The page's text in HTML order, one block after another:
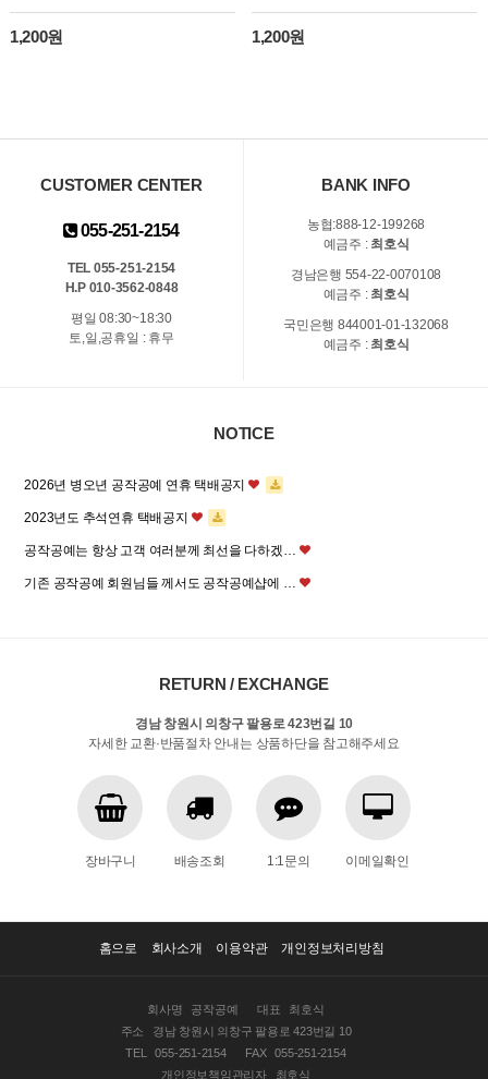
1,200원 1,200원
CUSTOMER CENTER
055-251-2154
TEL 055-251-2154
H.P 010-3562-0848
평일 08:30~18:30
토,일,공휴일 : 휴무
BANK INFO
농협:888-12-199268
예금주 : 최호식
경남은행 554-22-0070108
예금주 : 최호식
국민은행 844001-01-132068
예금주 : 최호식
NOTICE
2026년 병오년 공작공예 연휴 택배공지
2023년도 추석연휴 택배공지
공작공예는 항상 고객 여러분께 최선을 다하겠…
기존 공작공예 회원님들 께서도 공작공예샵에 …
RETURN / EXCHANGE
경남 창원시 의창구 팔용로 423번길 10
자세한 교환·반품절차 안내는 상품하단을 참고해주세요
장바구니 배송조회 1:1문의 이메일확인
홈으로 회사소개 이용약관 개인정보처리방침
회사명 공작공예 대표
최호식
주소
경남 창원시 의창구 팔용로 423번길 10
TEL
055-251-2154 FAX
055-251-2154
개인정보책임관리자
최호식